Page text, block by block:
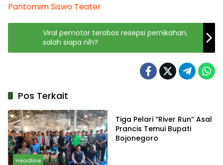
PantomimSiswo Teater
Viral pemotor terobos resepsi pernikahan,
salah siapa nih?
Pos Terkait
Headline
Tiga Pelari “River Run” Asal
Prancis Temui Bupati
Bojonegoro